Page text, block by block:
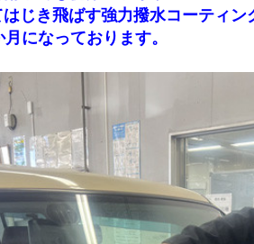
じき飛ばす強力撥水コーティン
になっております。